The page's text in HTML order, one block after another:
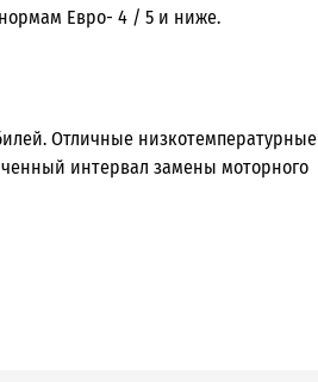
Евро- 4 / 5 и ниже.
Отличные низкотемпературные
интервал замены моторного